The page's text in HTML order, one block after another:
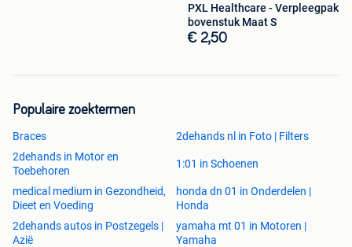
PXL Healthcare - Verpleegpak
bovenstuk Maat S
€ 2,50
Populaire zoektermen
Braces
2dehands nl in Foto | Filters
2dehands in Motor en
Toebehoren
1:01 in Schoenen
medical medium in Gezondheid,
Dieet en Voeding
honda dn 01 in Onderdelen |
Honda
2dehands autos in Postzegels |
Azië
yamaha mt 01 in Motoren |
Yamaha